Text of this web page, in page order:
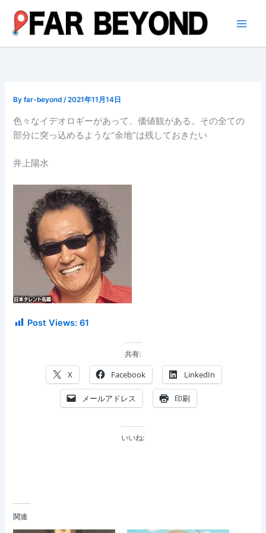
ス
Byfar-beyond/2021年11月14日
色々なイデオロギーがあって、価値観がある。その全ての
部分に突っ込めるような“余地”は残しておきたい
井上陽水
Post Views: 61
共有:
X Facebook LinkedIn
メールアドレス 印刷
いいね:
関連